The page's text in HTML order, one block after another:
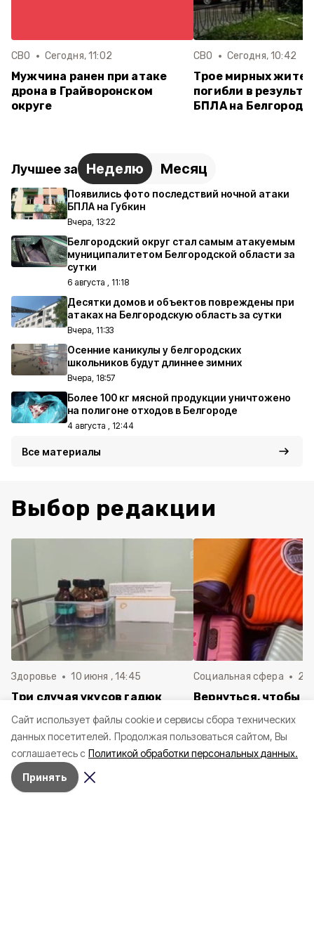
Cайт использует файлы cookie и сервисы сбора технических
данных посетителей. Продолжая пользоваться сайтом, Вы
соглашаетесь с Политикой обработки персональных данных.
Принять
СВО Сегодня, 11:02
Мужчина ранен при атаке
дрона в Грайворонском
округе
СВО Сегодня, 10:42
Трое мирных
погибли в
БПЛА на Белгород
Лучшее за Неделю Месяц
Появились фото последствий ночной атаки
БПЛА на Губкин
Вчера, 13:22
Белгородский округ стал самым атакуемым
муниципалитетом Белгородской области за
сутки
6 августа , 11:18
Десятки домов и объектов повреждены при
атаках на Белгородскую область за сутки
Вчера, 11:33
Осенние каникулы у белгородских
школьников будут длиннее зимних
Вчера, 18:57
Более 100 кг мясной продукции уничтожено
на полигоне отходов в Белгороде
4 августа , 12:44
Все материалы
Выбор редакции
Здоровье 10 июня , 14:45
Три случая укусов гадюк
Белгородской области с
начала года
Социальная сфера 20
Вернуться, чтобы
в Белгородскую
пять лет